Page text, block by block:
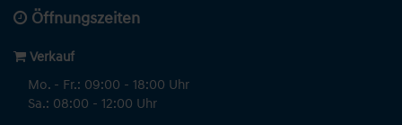
Öffnungszeiten
Verkauf
Mo. - Fr.: 09:00 - 18:00 Uhr
Sa.: 08:00 - 12:00 Uhr